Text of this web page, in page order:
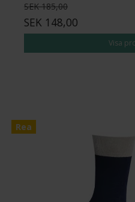
SEK 185,00
SEK 148,00
Visa
Rea